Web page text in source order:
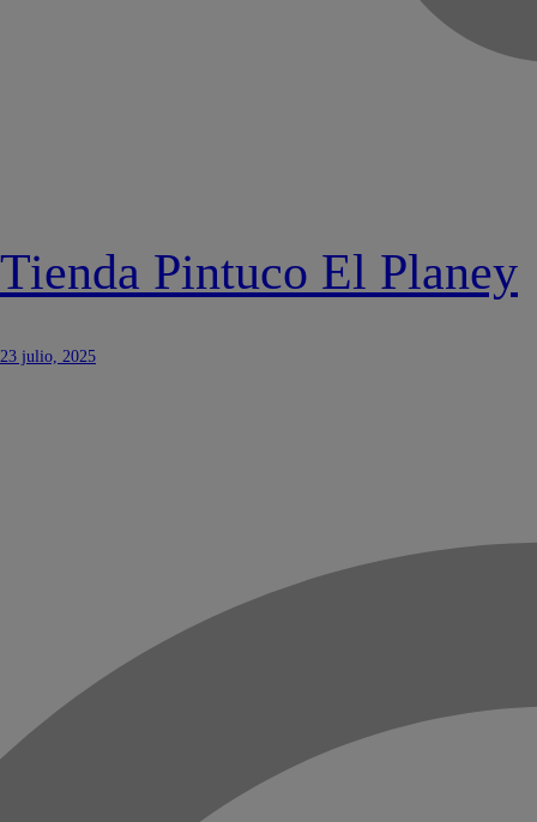
Tienda Pintuco El Planey
23 julio, 2025